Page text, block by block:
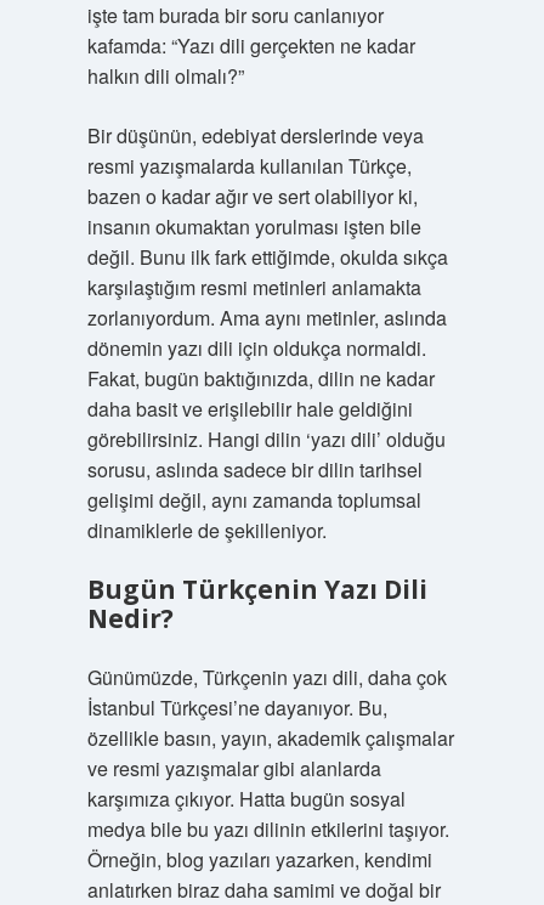
işte tam burada bir soru canlanıyor
kafamda: “Yazı dili gerçekten ne kadar
halkın dili olmalı?”
Bir düşünün, edebiyat derslerinde veya
resmi yazışmalarda kullanılan Türkçe,
bazen o kadar ağır ve sert olabiliyor ki,
insanın okumaktan yorulması işten bile
değil. Bunu ilk fark ettiğimde, okulda sıkça
karşılaştığım resmi metinleri anlamakta
zorlanıyordum. Ama aynı metinler, aslında
dönemin yazı dili için oldukça normaldi.
Fakat, bugün baktığınızda, dilin ne kadar
daha basit ve erişilebilir hale geldiğini
görebilirsiniz. Hangi dilin ‘yazı dili’ olduğu
sorusu, aslında sadece bir dilin tarihsel
gelişimi değil, aynı zamanda toplumsal
dinamiklerle de şekilleniyor.
Bugün Türkçenin Yazı Dili
Nedir?
Günümüzde, Türkçenin yazı dili, daha çok
İstanbul Türkçesi’ne dayanıyor. Bu,
özellikle basın, yayın, akademik çalışmalar
ve resmi yazışmalar gibi alanlarda
karşımıza çıkıyor. Hatta bugün sosyal
medya bile bu yazı dilinin etkilerini taşıyor.
Örneğin, blog yazıları yazarken, kendimi
anlatırken biraz daha samimi ve doğal bir